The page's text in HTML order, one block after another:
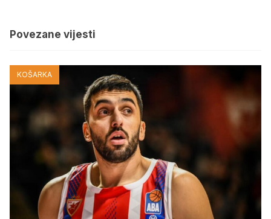
Povezane vijesti
KOŠARKA